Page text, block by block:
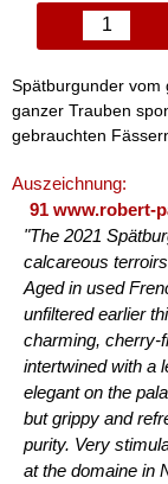
Spätburgunder vom
ganzer Trauben
gebrauchten
Auszeichnung:
91 www.robert-
"The 2021
calcareous
Aged in used
unfiltered earlier
charming, cherry-
intertwined with a
elegant on the
but grippy and
purity. Very
at the domaine in